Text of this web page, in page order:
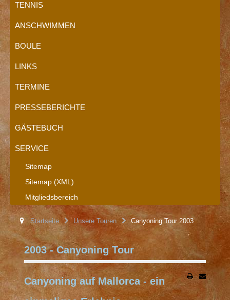
TENNIS
ANSCHWIMMEN
BOULE
LINKS
TERMINE
PRESSEBERICHTE
GÄSTEBUCH
SERVICE
Sitemap
Sitemap (XML)
Mitgliedsbereich
Startseite Unsere Touren Canyoning Tour 2003
2003 - Canyoning Tour
Canyoning auf Mallorca - ein